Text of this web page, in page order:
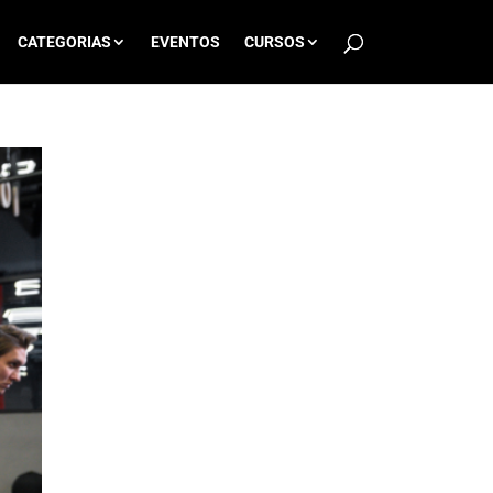
CATEGORIAS EVENTOS CURSOS